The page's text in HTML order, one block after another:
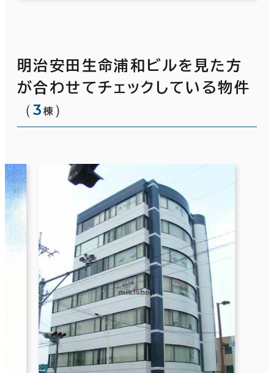
明治安田生命浦和ビルを見た方
が合わせてチェックしている物件
（3 棟 ）
Ｃｈａｒｌｏｔｔｅ
さいたま市浦和区前地3-18-12
交通：浦和駅 ( ＪＲ ) 東口 13分